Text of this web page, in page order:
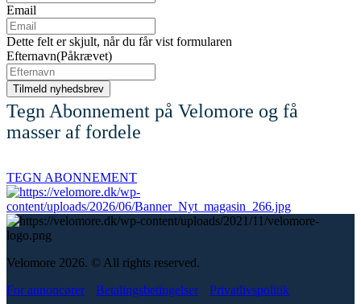
Email
Dette felt er skjult, når du får vist formularen
Efternavn(Påkrævet)
Tegn Abonnement på Velomore og få
masser af fordele
TEGN ABONNEMENT
Velomore 2026. © All rights reserved.
For annoncører
Betalingsbetingelser Privatlivspolitik